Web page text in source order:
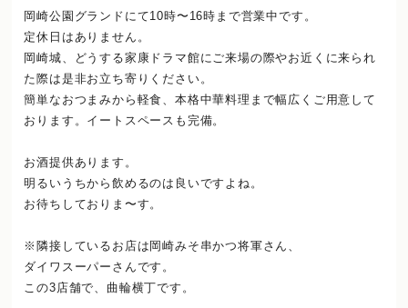
岡崎公園グランドにて10時〜16時まで営業中です。
定休日はありません。
岡崎城、どうする家康ドラマ館にご来場の際やお近くに来られ
た際は是非お立ち寄りください。
簡単なおつまみから軽食、本格中華料理まで幅広くご用意して
おります。イートスペースも完備。
お酒提供あります。
明るいうちから飲めるのは良いですよね。
お待ちしておりま〜す。
※隣接しているお店は岡崎みそ串かつ将軍さん、
ダイワスーパーさんです。
この3店舗で、曲輪横丁です。